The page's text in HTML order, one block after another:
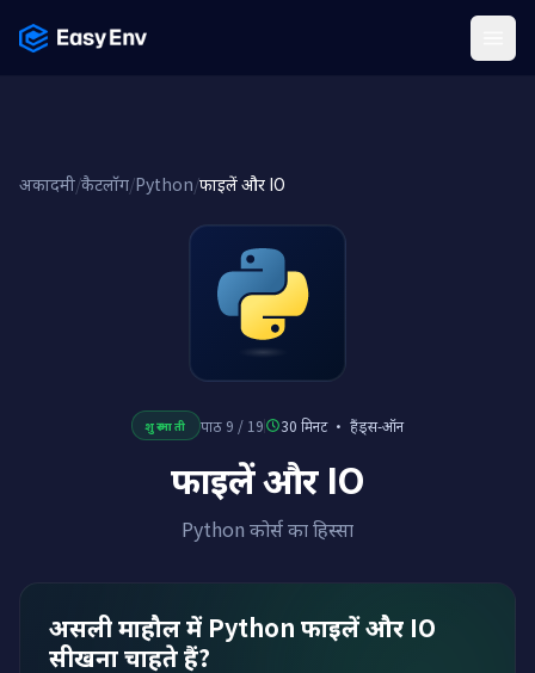
अकादमी/कैटलॉग/Python/फाइलें और IO
शुरुआती पाठ 9 / 19 30 मिनट· हैंड्स-ऑन
फाइलें और IO
Python कोर्स का हिस्सा
असली माहौल में Python फाइलें और IO
सीखना चाहते हैं?